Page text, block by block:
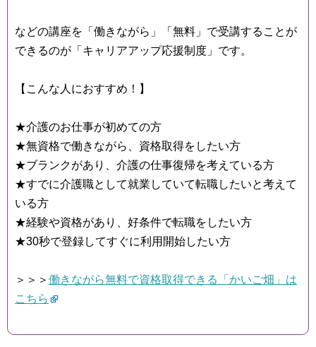
などの講座を「働きながら」「無料」で受講することが
できるのが「キャリアアップ応援制度」です。
【こんな人におすすめ！】
★介護のお仕事が初めての方
★無資格で働きながら、資格取得をしたい方
★ブランクがあり、介護の仕事復帰を考えている方
★すでに介護職として就業していて転職したいと考えて
いる方
★経験や資格があり、好条件で転職をしたい方
★30秒で登録してすぐに利用開始したい方
＞＞＞ 働きながら無料で資格取得できる「かいご畑」は
こちら